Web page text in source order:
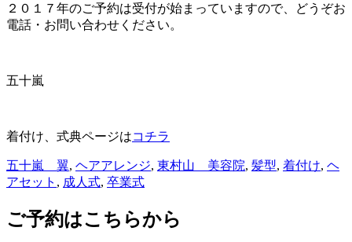
２０１７年のご予約は受付が始まっていますので、どうぞお
電話・お問い合わせください。
五十嵐
着付け、式典ページはコチラ
五十嵐 翼, ヘアアレンジ, 東村山 美容院, 髪型, 着付け, ヘ
アセット , 成人式, 卒業式
ご予約はこちらから